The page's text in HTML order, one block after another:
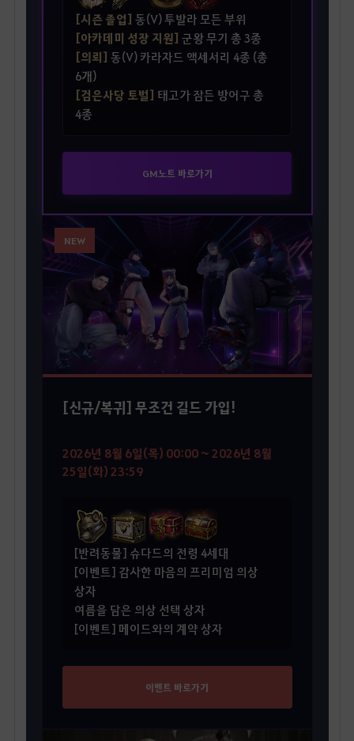
[시즌 졸업] 동(V) 투발라 모든 부위
[아카데미 성장 지원] 군왕 무기 총 3종
[의뢰] 동(V) 카라자드 액세서리 4종 (총
6개)
[검은사당 토벌] 태고가 잠든 방어구 총
4종
GM노트 바로가기
NEW
[신규/복귀] 무조건 길드 가입!
2026년 8월 6일(목) 00:00 ~ 2026년 8월
25일(화) 23:59
[반려동물] 슈다드의 전령 4세대
[이벤트] 감사한 마음의 프리미엄 의상
상자
여름을 담은 의상 선택 상자
[이벤트] 메이드와의 계약 상자
이벤트 바로가기